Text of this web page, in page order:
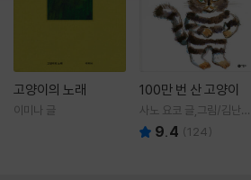
고양이의 노래
이미나 글
100만 번 산 고양이
사노 요코 글,그림/김난주
역 9.4 (124)